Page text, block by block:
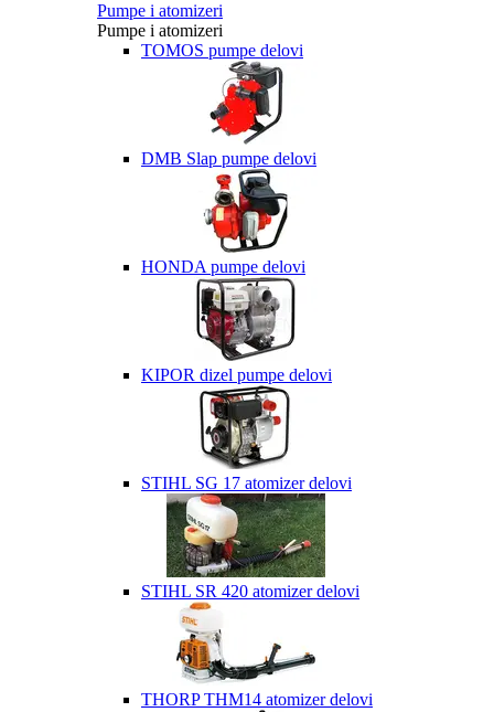
Pumpe i atomizeri
Pumpe i atomizeri
TOMOS pumpe delovi
DMB Slap pumpe delovi
HONDA pumpe delovi
KIPOR dizel pumpe delovi
STIHL SG 17 atomizer delovi
STIHL SR 420 atomizer delovi
THORP THM14 atomizer delovi